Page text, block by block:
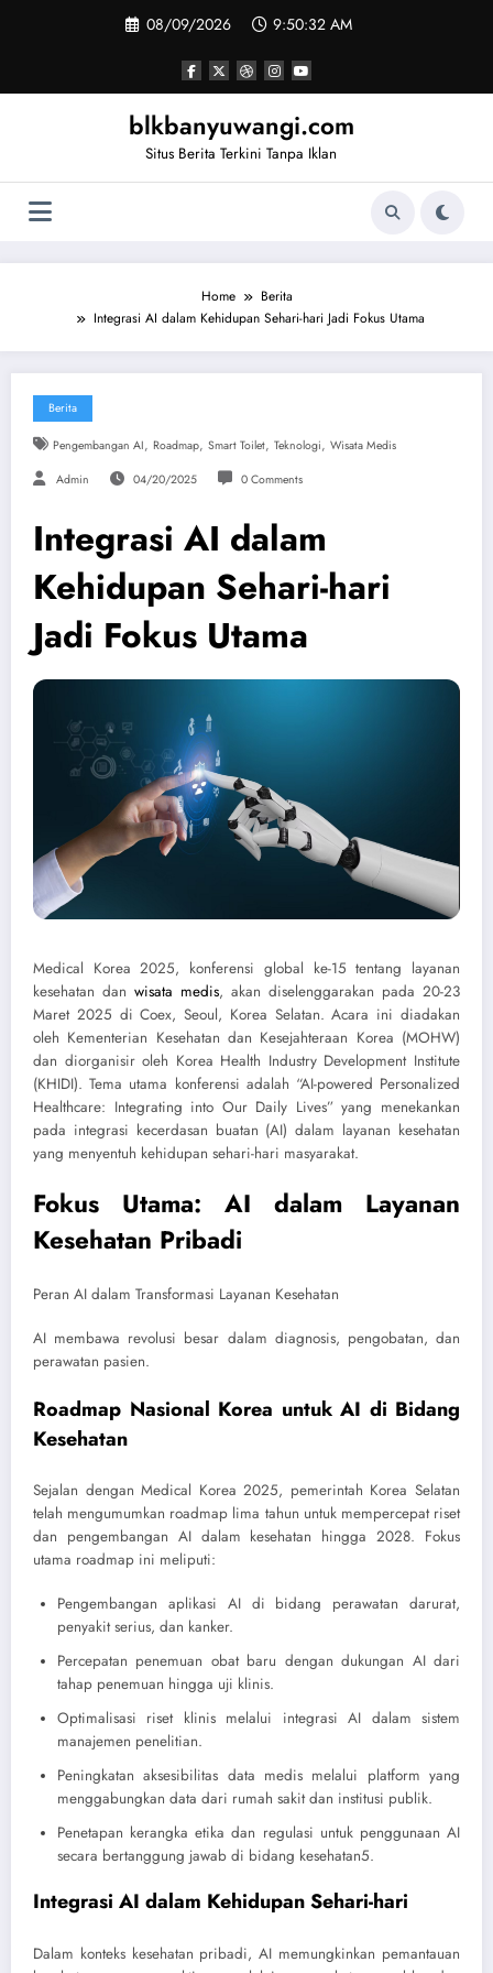
08/09/2026 9:50:33 AM
blkbanyuwangi.com
Situs Berita Terkini Tanpa Iklan
Home
Berita
Integrasi AI dalam Kehidupan Sehari-hari Jadi Fokus Utama
Berita
Pengembangan AI, Roadmap, Smart Toilet, Teknologi, Wisata Medis
Admin 04/20/2025 0 Comments
Integrasi AI dalam
Kehidupan Sehari-hari
Jadi Fokus Utama
Medical Korea 2025, konferensi global ke-15 tentang layanan
kesehatan dan wisata medis, akan diselenggarakan pada 20-23
Maret 2025 di Coex, Seoul, Korea Selatan. Acara ini diadakan
oleh Kementerian Kesehatan dan Kesejahteraan Korea (MOHW)
dan diorganisir oleh Korea Health Industry Development Institute
(KHIDI). Tema utama konferensi adalah “AI-powered Personalized
Healthcare: Integrating into Our Daily Lives” yang menekankan
pada integrasi kecerdasan buatan (AI) dalam layanan kesehatan
yang menyentuh kehidupan sehari-hari masyarakat.
Fokus Utama: AI dalam Layanan
Kesehatan Pribadi
Peran AI dalam Transformasi Layanan Kesehatan
AI membawa revolusi besar dalam diagnosis, pengobatan, dan
perawatan pasien.
Roadmap Nasional Korea untuk AI di Bidang
Kesehatan
Sejalan dengan Medical Korea 2025, pemerintah Korea Selatan
telah mengumumkan roadmap lima tahun untuk mempercepat riset
dan pengembangan AI dalam kesehatan hingga 2028. Fokus
utama roadmap ini meliputi:
Pengembangan aplikasi AI di bidang perawatan darurat,
penyakit serius, dan kanker.
Percepatan penemuan obat baru dengan dukungan AI dari
tahap penemuan hingga uji klinis.
Optimalisasi riset klinis melalui integrasi AI dalam sistem
manajemen penelitian.
Peningkatan aksesibilitas data medis melalui platform yang
menggabungkan data dari rumah sakit dan institusi publik.
Penetapan kerangka etika dan regulasi untuk penggunaan AI
secara bertanggung jawab di bidang kesehatan5.
Integrasi AI dalam Kehidupan Sehari-hari
Dalam konteks kesehatan pribadi, AI memungkinkan pemantauan